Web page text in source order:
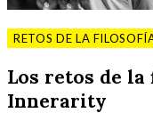
RETOS DE LA
Los retos de
Innerarity